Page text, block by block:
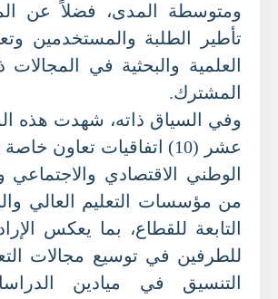
ومتوسطة المدى، فضلاً عن
تأطير الطلبة والمستخدمين
العلمية والبحثية في المجالات
المشترك.
وفي السياق ذاته، شهدت هذه
عشر (10) اتفاقيات تعاون
الوطني الاقتصادي والاجتماعي
من مؤسسات التعليم العالي
التابعة للقطاع، بما يعكس
للطرفين في توسيع مجالات
التنسيق في ميادين